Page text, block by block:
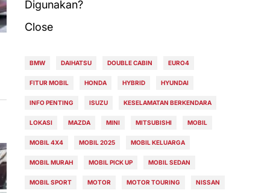
Digunakan?
Close
BMW DAIHATSU DOUBLE CABIN EURO4
FITUR MOBIL HONDA HYBRID HYUNDAI
INFO PENTING ISUZU KESELAMATAN BERKENDARA
LOKASI MAZDA MINI MITSUBISHI MOBIL
MOBIL 4X4 MOBIL 2025 MOBIL KELUARGA
MOBIL MURAH MOBIL PICK UP MOBIL SEDAN
MOBIL SPORT MOTOR MOTOR TOURING NISSAN